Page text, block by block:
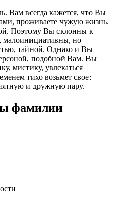
Вам всегда кажется, что Вы
проживаете чужую жизнь.
Поэтому Вы склонны к
малоинициативны, но
тайной. Однако и Вы
подобной Вам. Вы
мистику, увлекаться
тихо возьмет свое:
и дружную пару.
фамилии